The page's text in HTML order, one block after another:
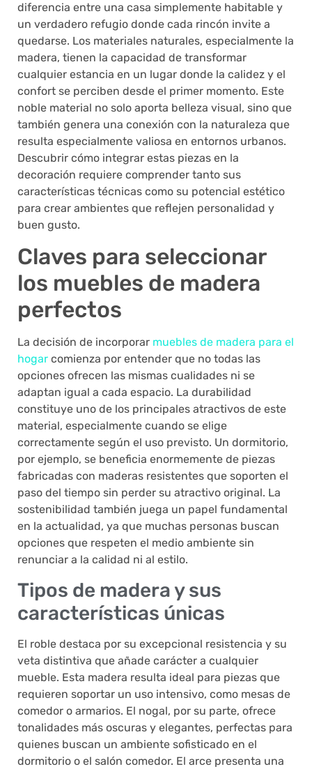
diferencia entre una casa simplemente habitable y
un verdadero refugio donde cada rincón invite a
quedarse. Los materiales naturales, especialmente la
madera, tienen la capacidad de transformar
cualquier estancia en un lugar donde la calidez y el
confort se perciben desde el primer momento. Este
noble material no solo aporta belleza visual, sino que
también genera una conexión con la naturaleza que
resulta especialmente valiosa en entornos urbanos.
Descubrir cómo integrar estas piezas en la
decoración requiere comprender tanto sus
características técnicas como su potencial estético
para crear ambientes que reflejen personalidad y
buen gusto.
Claves para seleccionar
los muebles de madera
perfectos
La decisión de incorporar muebles de madera para el
hogar comienza por entender que no todas las
opciones ofrecen las mismas cualidades ni se
adaptan igual a cada espacio. La durabilidad
constituye uno de los principales atractivos de este
material, especialmente cuando se elige
correctamente según el uso previsto. Un dormitorio,
por ejemplo, se beneficia enormemente de piezas
fabricadas con maderas resistentes que soporten el
paso del tiempo sin perder su atractivo original. La
sostenibilidad también juega un papel fundamental
en la actualidad, ya que muchas personas buscan
opciones que respeten el medio ambiente sin
renunciar a la calidad ni al estilo.
Tipos de madera y sus
características únicas
El roble destaca por su excepcional resistencia y su
veta distintiva que añade carácter a cualquier
mueble. Esta madera resulta ideal para piezas que
requieren soportar un uso intensivo, como mesas de
comedor o armarios. El nogal, por su parte, ofrece
tonalidades más oscuras y elegantes, perfectas para
quienes buscan un ambiente sofisticado en el
dormitorio o el salón comedor. El arce presenta una